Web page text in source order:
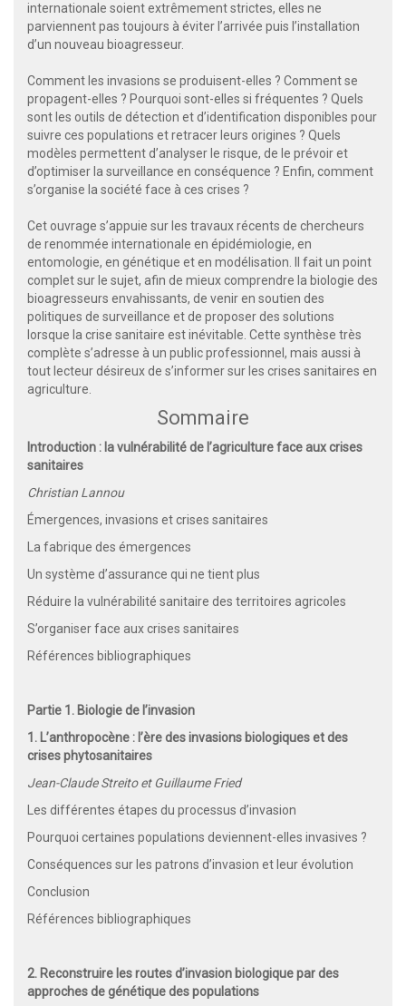
internationale soient extrêmement strictes, elles ne
parviennent pas toujours à éviter l’arrivée puis l’installation
d’un nouveau bioagresseur.
Comment les invasions se produisent-elles ? Comment se
propagent-elles ? Pourquoi sont-elles si fréquentes ? Quels
sont les outils de détection et d’identification disponibles pour
suivre ces populations et retracer leurs origines ? Quels
modèles permettent d’analyser le risque, de le prévoir et
d’optimiser la surveillance en conséquence ? Enfin, comment
s’organise la société face à ces crises ?
Cet ouvrage s’appuie sur les travaux récents de chercheurs
de renommée internationale en épidémiologie, en
entomologie, en génétique et en modélisation. Il fait un point
complet sur le sujet, afin de mieux comprendre la biologie des
bioagresseurs envahissants, de venir en soutien des
politiques de surveillance et de proposer des solutions
lorsque la crise sanitaire est inévitable. Cette synthèse très
complète s’adresse à un public professionnel, mais aussi à
tout lecteur désireux de s’informer sur les crises sanitaires en
agriculture.
Sommaire
Introduction : la vulnérabilité de l’agriculture face aux crises
sanitaires
Christian Lannou
Émergences, invasions et crises sanitaires
La fabrique des émergences
Un système d’assurance qui ne tient plus
Réduire la vulnérabilité sanitaire des territoires agricoles
S’organiser face aux crises sanitaires
Références bibliographiques
Partie 1. Biologie de l’invasion
1. L’anthropocène : l’ère des invasions biologiques et des
crises phytosanitaires
Jean-Claude Streito et Guillaume Fried
Les différentes étapes du processus d’invasion
Pourquoi certaines populations deviennent-elles invasives ?
Conséquences sur les patrons d’invasion et leur évolution
Conclusion
Références bibliographiques
2. Reconstruire les routes d’invasion biologique par des
approches de génétique des populations